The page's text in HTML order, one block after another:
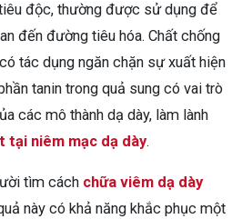
độc, thường được sử dụng để
đến đường tiêu hóa. Chất chống
tác dụng ngăn chặn sự xuất hiện
tanin trong quả sung có vai trò
các mô thành dạ dày, làm lành
tại niêm mạc dạ dày.
tìm cách chữa viêm dạ dày
này có khả năng khắc phục một